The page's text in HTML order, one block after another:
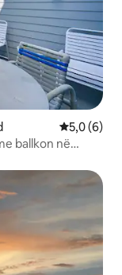
Vlerësimi
5,0 (6)
ballkon në